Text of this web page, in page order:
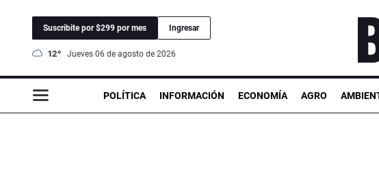
Suscribite por $299 por mes Ingresar
12° jueves 06 de agosto de 2026
POLÍTICA INFORMACIÓN ECONOMÍA AGRO